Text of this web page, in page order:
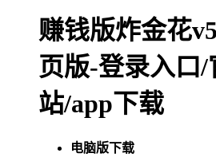
赚钱版炸金花
页版-登录入口/
站/app下载
电脑版下载